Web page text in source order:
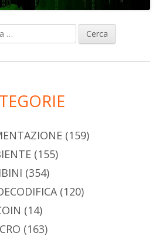
(159)
(155)
(354)
(120)
(14)
(163)